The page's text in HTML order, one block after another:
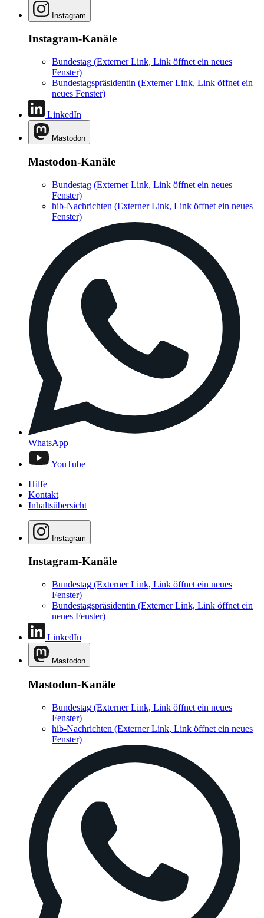
Instagram
Instagram-Kanäle
Bundestag (Externer Link, Link öffnet ein neues
Fenster)
Bundestagspräsidentin (Externer Link, Link öffnet ein
neues Fenster)
LinkedIn
Mastodon
Mastodon-Kanäle
Bundestag (Externer Link, Link öffnet ein neues
Fenster)
hib-Nachrichten (Externer Link, Link öffnet ein neues
Fenster)
WhatsApp
YouTube
Hilfe
Kontakt
Inhaltsübersicht
Instagram
Instagram-Kanäle
Bundestag (Externer Link, Link öffnet ein neues
Fenster)
Bundestagspräsidentin (Externer Link, Link öffnet ein
neues Fenster)
LinkedIn
Mastodon
Mastodon-Kanäle
Bundestag (Externer Link, Link öffnet ein neues
Fenster)
hib-Nachrichten (Externer Link, Link öffnet ein neues
Fenster)